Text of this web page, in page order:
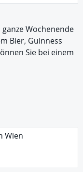
Wochenende
Bier, Guinness
Sie bei einem
Wien